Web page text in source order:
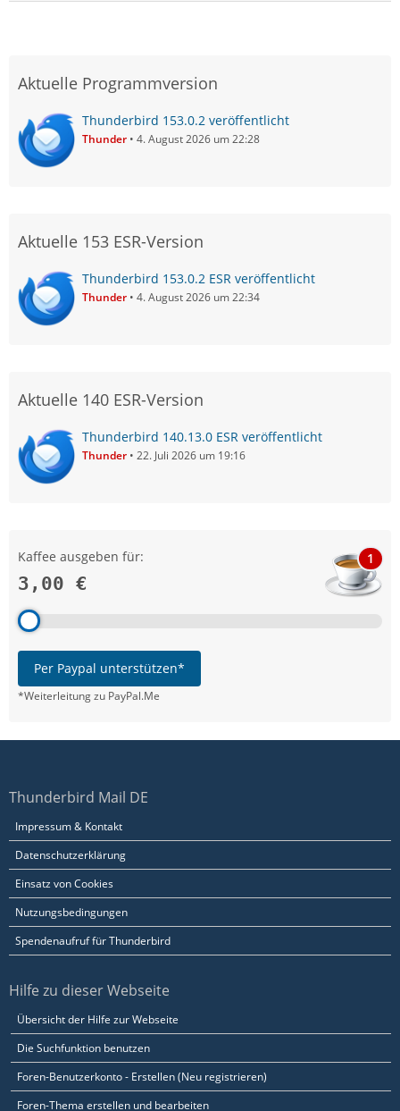
Aktuelle Programmversion
Thunderbird 153.0.2 veröffentlicht
Thunder 4. August 2026 um 22:28
Aktuelle 153 ESR-Version
Thunderbird 153.0.2 ESR veröffentlicht
Thunder 4. August 2026 um 22:34
Aktuelle 140 ESR-Version
Thunderbird 140.13.0 ESR veröffentlicht
Thunder 22. Juli 2026 um 19:16
Kaffee ausgeben für:
3,00 €
1
Per Paypal unterstützen*
*Weiterleitung zu PayPal.Me
Thunderbird Mail DE
Impressum & Kontakt
Datenschutzerklärung
Einsatz von Cookies
Nutzungsbedingungen
Spendenaufruf für Thunderbird
Hilfe zu dieser Webseite
Übersicht der Hilfe zur Webseite
Die Suchfunktion benutzen
Foren-Benutzerkonto - Erstellen (Neu registrieren)
Foren-Thema erstellen und bearbeiten